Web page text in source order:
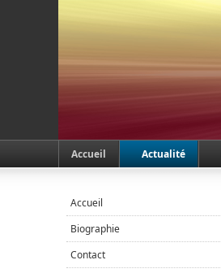
Accueil Actualité
Accueil
Biographie
Contact